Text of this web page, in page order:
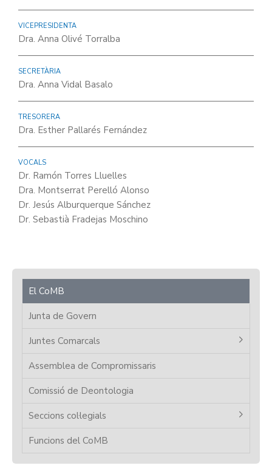
VICEPRESIDENTA
Dra. Anna Olivé Torralba
SECRETÀRIA
Dra. Anna Vidal Basalo
TRESORERA
Dra. Esther Pallarés Fernández
VOCALS
Dr. Ramón Torres Lluelles
Dra. Montserrat Perelló Alonso
Dr. Jesús Alburquerque Sánchez
Dr. Sebastià Fradejas Moschino
El CoMB
Junta de Govern
Juntes Comarcals
Assemblea de Compromissaris
Comissió de Deontologia
Seccions col·legials
Funcions del CoMB